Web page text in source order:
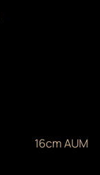
16cm AUM